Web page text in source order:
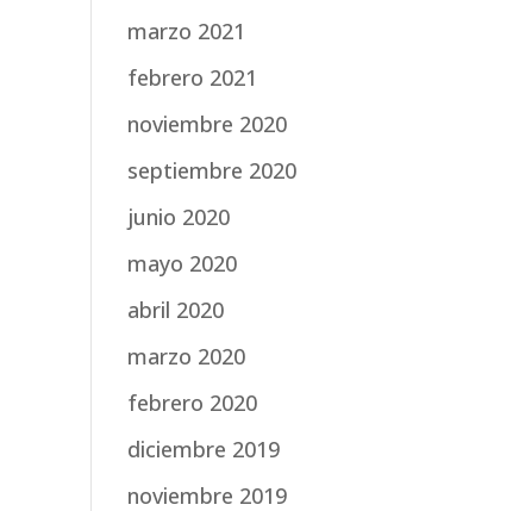
marzo 2021
febrero 2021
noviembre 2020
septiembre 2020
junio 2020
mayo 2020
abril 2020
marzo 2020
febrero 2020
diciembre 2019
noviembre 2019